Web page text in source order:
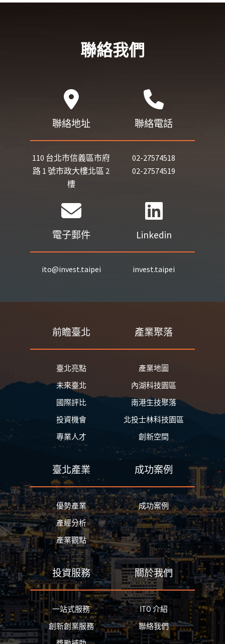
聯絡我們
聯絡地址
110 台北市信義區市府
路 1 號市政大樓北區 2
樓
聯絡電話
02-27574518
02-27574519
電子郵件
ito@invest.taipei
Linkedin
invest.taipei
前瞻臺北
臺北亮點
未來臺北
國際評比
投資機會
專業人才
產業聚落
產業地圖
內湖科技園區
南港生技聚落
北投士林科技園區
創新空間
臺北產業
優勢產業
產經分析
產業觀點
成功案例
成功案例
投資服務
一站式服務
創新創業服務
關於我們
ITO 介紹
聯絡我們